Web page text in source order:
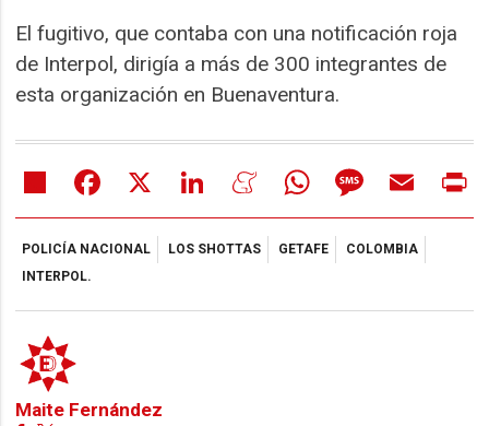
El fugitivo, que contaba con una notificación roja
de Interpol, dirigía a más de 300 integrantes de
esta organización en Buenaventura.
Share Facebook LinkedIn MeneameWhatsAppMessageEmail
POLICÍA NACIONAL LOS SHOTTAS GETAFE
COLOMBIA
INTERPOL.
Maite Fernández